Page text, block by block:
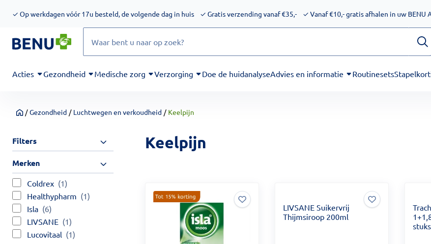
✓ Op werkdagen vóór 17u besteld, de volgende dag in huis ✓ Gratis verzending vanaf €35,- ✓ Vanaf €10,- gratis afhalen in uw BENU
Acties Gezondheid Medische zorg Verzorging Doe de huidanalyseAdvies en informatie Routinesets
Home
/ Gezondheid / Luchtwegen en verkoudheid / Keelpijn
Filters
Merken
Coldrex (1)
Healthypharm (1)
Isla (6)
LIVSANE (1)
Lucovitaal (1)
Keelpijn
LIVSANE Suikervrij
Thijmsiroop 200ml
stuks